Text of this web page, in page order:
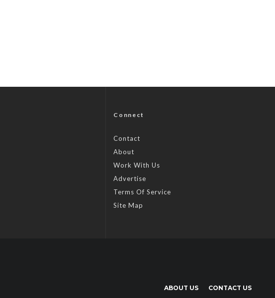
Connect
Contact
About
Work With Us
Advertise
Terms Of Service
Site Map
ABOUT US CONTACT US